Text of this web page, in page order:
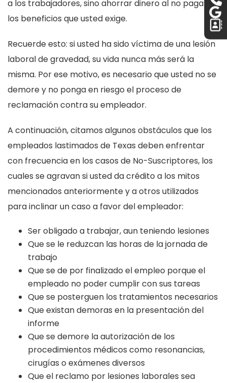
a los trabajadores, sino ahorrar dinero al no pagar
los beneficios que usted exige.
Recuerde esto: si usted ha sido víctima de una lesión
laboral de gravedad, su vida nunca más será la
misma. Por ese motivo, es necesario que usted no se
demore y no ponga en riesgo el proceso de
reclamación contra su empleador.
A continuación, citamos algunos obstáculos que los
empleados lastimados de Texas deben enfrentar
con frecuencia en los casos de No-Suscriptores, los
cuales se agravan si usted da crédito a los mitos
mencionados anteriormente y a otros utilizados
para inclinar un caso a favor del empleador:
Ser obligado a trabajar, aun teniendo lesiones
Que se le reduzcan las horas de la jornada de
trabajo
Que se de por finalizado el empleo porque el
empleado no poder cumplir con sus tareas
Que se posterguen los tratamientos necesarios
Que existan demoras en la presentación del
informe
Que se demore la autorización de los
procedimientos médicos como resonancias,
cirugías o exámenes diversos
Que el reclamo por lesiones laborales sea